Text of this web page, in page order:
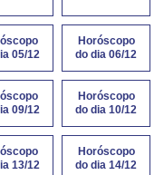
05/12
Horóscopo
do dia 06/12
09/12
Horóscopo
do dia 10/12
13/12
Horóscopo
do dia 14/12